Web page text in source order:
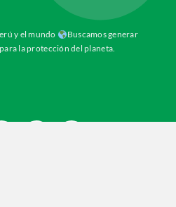
y el mundo
Buscamos generar
la protección del planeta.